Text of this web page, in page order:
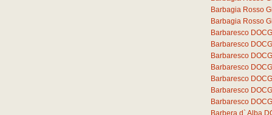
Barbagia Rosso
Barbagia Rosso
Barbaresco
Barbaresco
Barbaresco
Barbaresco
Barbaresco
Barbaresco
Barbaresco
Barbera d` Alba